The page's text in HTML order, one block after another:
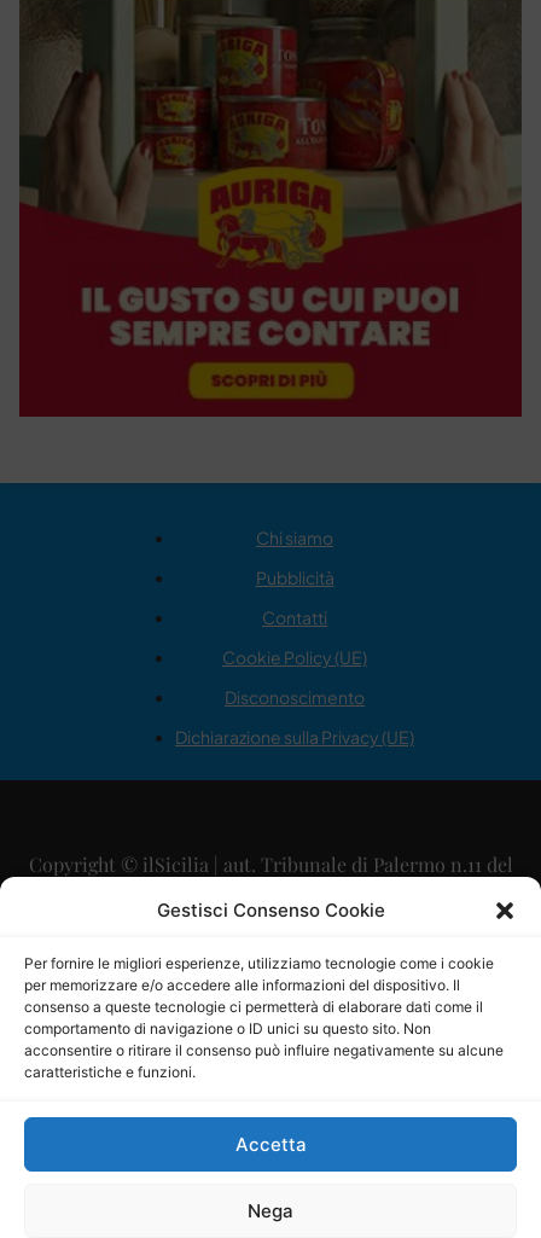
Gestisci Consenso Cookie
Per fornire le migliori esperienze, utilizziamo tecnologie come i cookie
per memorizzare e/o accedere alle informazioni del dispositivo. Il
consenso a queste tecnologie ci permetterà di elaborare dati come il
comportamento di navigazione o ID unici su questo sito. Non
acconsentire o ritirare il consenso può influire negativamente su alcune
caratteristiche e funzioni.
Accetta
Nega
Chi siamo
Pubblicità
Contatti
Cookie Policy (UE)
Disconoscimento
Dichiarazione sulla Privacy (UE)
Copyright © ilSicilia | aut. Tribunale di Palermo n.11 del
29/09/2015
Direttore Editoriale: Maurizio Scaglione
Direttore Responsabile: Maria Calabrese
P.IVA: 06334930820
Mercurio Comunicazione Società Cooperativa a r.l. è
iscritta al Registro degli Operatori di Comunicazione al